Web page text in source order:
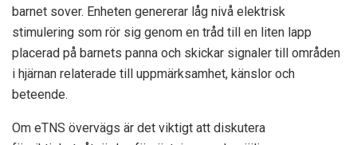
barnet sover. Enheten genererar låg nivå elektrisk
stimulering som rör sig genom en tråd till en liten lapp
placerad på barnets panna och skickar signaler till områden
i hjärnan relaterade till uppmärksamhet, känslor och
beteende.
Om eTNS övervägs är det viktigt att diskutera